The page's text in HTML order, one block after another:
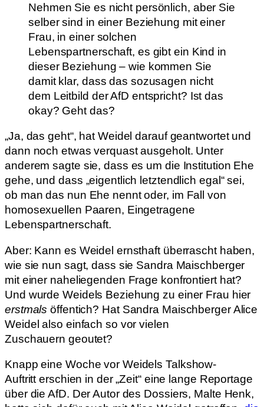
Nehmen Sie es nicht persönlich, aber Sie
selber sind in einer Beziehung mit einer
Frau, in einer solchen
Lebenspartnerschaft, es gibt ein Kind in
dieser Beziehung – wie kommen Sie
damit klar, dass das sozusagen nicht
dem Leitbild der AfD entspricht? Ist das
okay? Geht das?
„Ja, das geht“, hat Weidel darauf geantwortet und
dann noch etwas verquast ausgeholt. Unter
anderem sagte sie, dass es um die Institution Ehe
gehe, und dass „eigentlich letztendlich egal“ sei,
ob man das nun Ehe nennt oder, im Fall von
homosexuellen Paaren, Eingetragene
Lebenspartnerschaft.
Aber: Kann es Weidel ernsthaft überrascht haben,
wie sie nun sagt, dass sie Sandra Maischberger
mit einer naheliegenden Frage konfrontiert hat?
Und wurde Weidels Beziehung zu einer Frau hier
erstmals öffentich? Hat Sandra Maischberger Alice
Weidel also einfach so vor vielen
Zuschauern geoutet?
Knapp eine Woche vor Weidels Talkshow-
Auftritt erschien in der „Zeit“ eine lange Reportage
über die AfD. Der Autor des Dossiers, Malte Henk,